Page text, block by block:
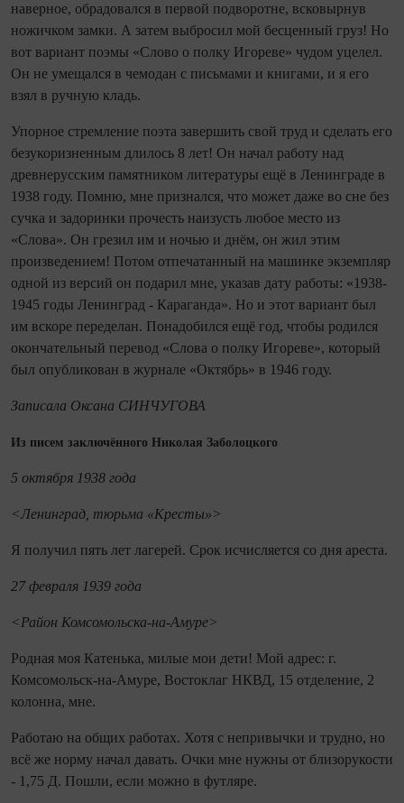
наверное, обрадовался в первой подворотне, всковырнув
ножичком замки. А затем выбросил мой бесценный груз! Но
вот вариант поэмы «Слово о полку Игореве» чудом уцелел.
Он не умещался в чемодан с письмами и книгами, и я его
взял в ручную кладь.
Упорное стремление поэта завершить свой труд и сделать его
безукоризненным длилось 8 лет! Он начал работу над
древнерусским памятником литературы ещё в Ленинграде в
1938 году. Помню, мне признался, что может даже во сне без
сучка и задоринки прочесть наизусть любое место из
«Слова». Он грезил им и ночью и днём, он жил этим
произведением! Потом отпечатанный на машинке экземпляр
одной из версий он подарил мне, указав дату работы: «1938-
1945 годы Ленинград - Караганда». Но и этот вариант был
им вскоре переделан. Понадобился ещё год, чтобы родился
окончательный перевод «Слова о полку Игореве», который
был опубликован в журнале «Октябрь» в 1946 году.
Записала Оксана СИНЧУГОВА
Из писем заключённого Николая Заболоцкого
5 октября 1938 года
<Ленинград, тюрьма «Кресты»>
Я получил пять лет лагерей. Срок исчисляется со дня ареста.
27 февраля 1939 года
<Район Комсомольска‑на‑Амуре>
Родная моя Катенька, милые мои дети! Мой адрес: г.
Комсомольск‑на‑Амуре, Востоклаг НКВД, 15 отделение, 2
колонна, мне.
Работаю на общих работах. Хотя с непривычки и трудно, но
всё же норму начал давать. Очки мне нужны от близорукости
- 1,75 Д. Пошли, если можно в футляре.